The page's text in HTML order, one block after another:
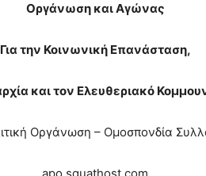
Οργάνωση και Αγώνας
Για την Κοινωνική Επανάσταση,
και τον Ελευθεριακό
Οργάνωση – Ομοσπονδία